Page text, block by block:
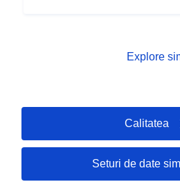
Explore
Calitatea
Seturi de date